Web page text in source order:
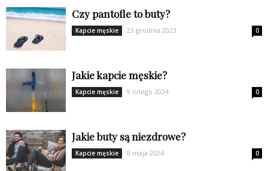
Czy pantofle to buty?
Kapcie męskie 23 grudnia 2023 0
Jakie kapcie męskie?
Kapcie męskie 9 lutego 2024 0
Jakie buty są niezdrowe?
Kapcie męskie 8 maja 2024 0